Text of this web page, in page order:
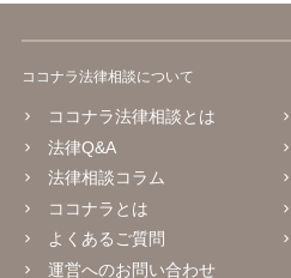
ココナラ法律相談について
ココナラ法律相談とは
法律Q&A
法律相談コラム
ココナラとは
よくあるご質問
運営へのお問い合わせ